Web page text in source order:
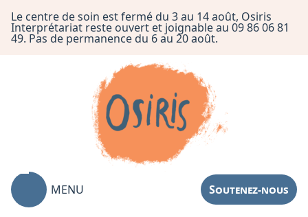
Le centre de soin est fermé du 3 au 14 août, Osiris
Interprétariat reste ouvert et joignable au 09 86 06 81
49. Pas de permanence du 6 au 20 août.
MENU Soutenez-nous